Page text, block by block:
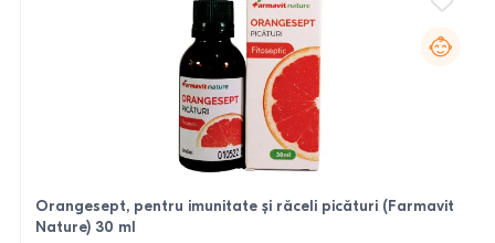
Orangesept, pentru imunitate și răceli picături (Farmavit
Nature) 30 ml